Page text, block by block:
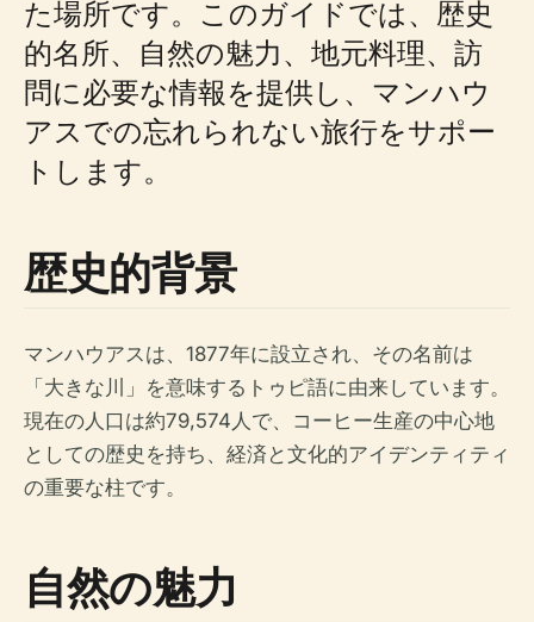
た場所です。このガイドでは、歴史
的名所、自然の魅力、地元料理、訪
問に必要な情報を提供し、マンハウ
アスでの忘れられない旅行をサポー
トします。
歴史的背景
マンハウアスは、1877年に設立され、その名前は
「大きな川」を意味するトゥピ語に由来しています。
現在の人口は約79,574人で、コーヒー生産の中心地
としての歴史を持ち、経済と文化的アイデンティティ
の重要な柱です。
自然の魅力